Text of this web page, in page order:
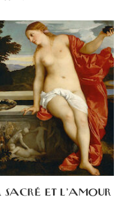
SACRÉ ET L’AMOUR